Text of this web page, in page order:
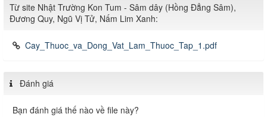
Từ site Nhật Trường Kon Tum - Sâm dây (Hồng Đẳng Sâm),
Đương Quy, Ngũ Vị Tử, Nấm Lim Xanh:
Cay_Thuoc_va_Dong_Vat_Lam_Thuoc_Tap_1.pdf
Đánh giá
Bạn đánh giá thế nào về file này?